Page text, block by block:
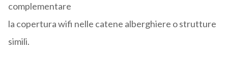
complementare
la copertura wifi nelle catene alberghiere o strutture
simili.